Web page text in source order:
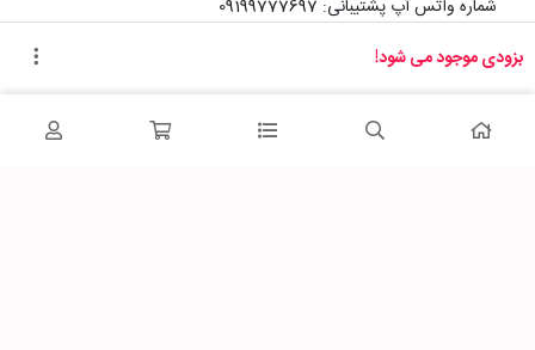
بزودی موجود می شود!
شماره واتس آپ پشتیبانی: 09199777697
اصفهان، خیابان رزمندگان، کوچه شماره سه فرعی 2 پلاک 10